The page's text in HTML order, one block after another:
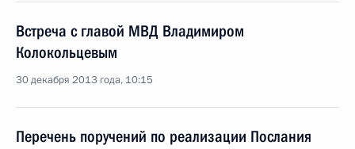
Встреча с главой МВД Владимиром
Колокольцевым
30 декабря 2013 года, 10:15
Перечень поручений по реализации Послания